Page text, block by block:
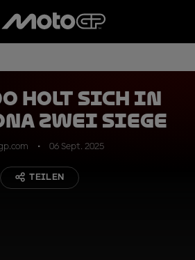
holt sich in
zwei Siege
06 Sept. 2025
TEILEN